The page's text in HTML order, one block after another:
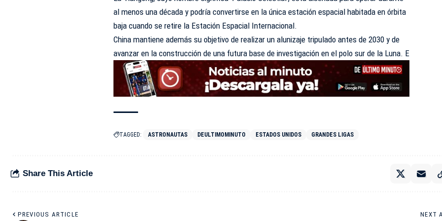
al menos una década y podría convertirse en la única estación espacial habitada en órbita
baja cuando se retire la Estación Espacial Internacional.
China mantiene además su objetivo de realizar un alunizaje tripulado antes de 2030 y de
avanzar en la construcción de una futura base de investigación en el polo sur de la Luna. E
TAGGED: ASTRONAUTAS DEULTIMOMINUTO ESTADOS UNIDOS GRANDES LIGAS
Share This Article
PREVIOUS ARTICLE NEXT